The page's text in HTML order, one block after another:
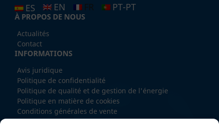
ES EN FR PT-PT
À PROPOS DE NOUS
Actualités
Contact
INFORMATIONS
Avis juridique
Politique de confidentialité
Politique de qualité et de gestion de l'énergie
Politique en matière de cookies
Conditions générales de vente
Conditions particulières DNT AGRO